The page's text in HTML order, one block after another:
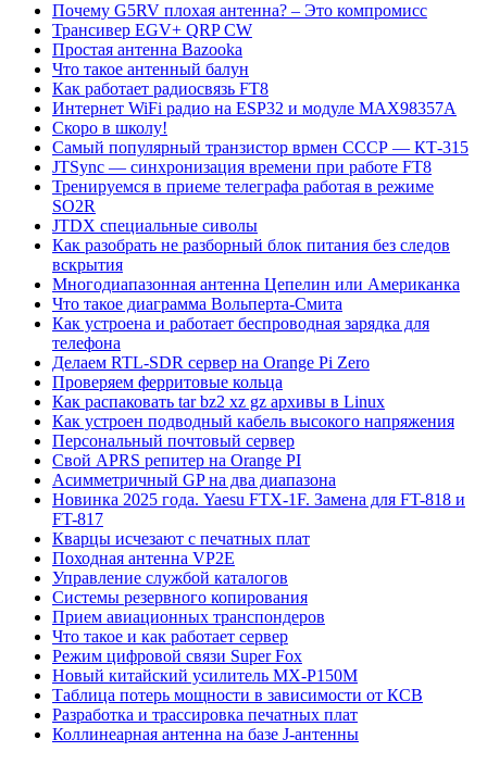
Почему G5RV плохая антенна? – Это компромисс
Трансивер EGV+ QRP CW
Простая антенна Bazooka
Что такое антенный балун
Как работает радиосвязь FT8
Интернет WiFi радио на ESP32 и модуле MAX98357A
Скоро в школу!
Самый популярный транзистор врмен СССР — КТ-315
JTSync — синхронизация времени при работе FT8
Тренируемся в приеме телеграфа работая в режиме
SO2R
JTDX специальные сиволы
Как разобрать не разборный блок питания без следов
вскрытия
Многодиапазонная антенна Цепелин или Американка
Что такое диаграмма Вольперта-Смита
Как устроена и работает беспроводная зарядка для
телефона
Делаем RTL-SDR сервер на Orange Pi Zero
Проверяем ферритовые кольца
Как распаковать tar bz2 xz gz архивы в Linux
Как устроен подводный кабель высокого напряжения
Персональный почтовый сервер
Свой APRS репитер на Orange PI
Асимметричный GP на два диапазона
Новинка 2025 года. Yaesu FTX-1F. Замена для FT-818 и
FT-817
Кварцы исчезают с печатных плат
Походная антенна VP2E
Управление службой каталогов
Системы резервного копирования
Прием авиационных транспондеров
Что такое и как работает сервер
Режим цифровой связи Super Fox
Новый китайский усилитель MX-P150M
Таблица потерь мощности в зависимости от КСВ
Разработка и трассировка печатных плат
Коллинеарная антенна на базе J-антенны